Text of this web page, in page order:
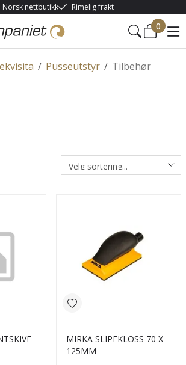
Norsk nettbutikk Rimelig frakt
0
/ /
Pusseutstyr Tilbehør
MIRKA SLIPEKLOSS 70 X
125MM